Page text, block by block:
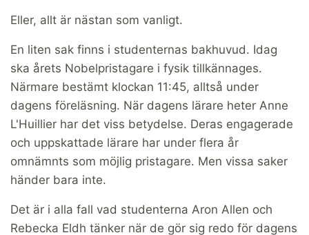
Eller, allt är nästan som vanligt.
En liten sak finns i studenternas bakhuvud. Idag
ska årets Nobelpristagare i fysik tillkännages.
Närmare bestämt klockan 11:45, alltså under
dagens föreläsning. När dagens lärare heter Anne
L'Huillier har det viss betydelse. Deras engagerade
och uppskattade lärare har under flera år
omnämnts som möjlig pristagare. Men vissa saker
händer bara inte.
Det är i alla fall vad studenterna Aron Allen och
Rebecka Eldh tänker när de gör sig redo för dagens